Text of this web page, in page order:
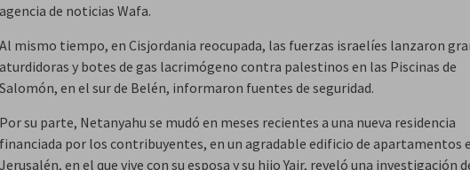
agencia de noticias Wafa.
Al mismo tiempo, en Cisjordania reocupada, las fuerzas israelíes lanzaron
aturdidoras y botes de gas lacrimógeno contra palestinos en las Piscinas de
Salomón, en el sur de Belén, informaron fuentes de seguridad.
Por su parte, Netanyahu se mudó en meses recientes a una nueva residencia
financiada por los contribuyentes, en un agradable edificio de apartamentos
Jerusalén, en el que vive con su esposa y su hijo Yair, reveló una investigación